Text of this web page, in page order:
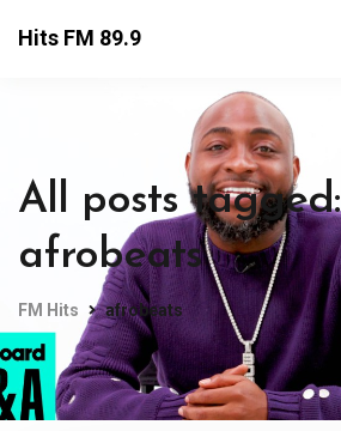
Hits FM 89.9
All posts tagged:
afrobeats
FM Hits afrobeats